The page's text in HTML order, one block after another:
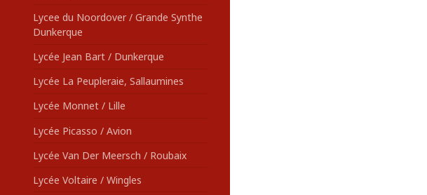
Lycee du Noordover / Grande Synthe
Dunkerque
Lycée Jean Bart / Dunkerque
Lycée La Peupleraie, Sallaumines
Lycée Monnet / Lille
Lycée Picasso / Avion
Lycée Van Der Meersch / Roubaix
Lycée Voltaire / Wingles